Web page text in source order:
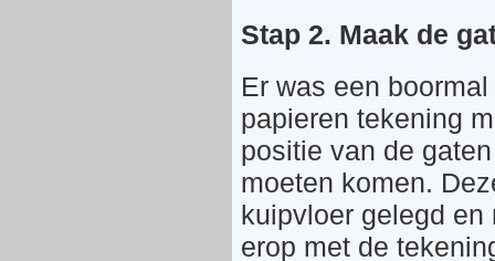
Stap 2. Maak de
Er was een
papieren tekening
positie van de
moeten komen.
kuipvloer gelegd en
erop met de